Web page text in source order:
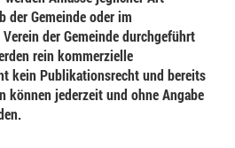
der Gemeinde oder im
der Gemeinde durchgeführt
rein kommerzielle
kein Publikationsrecht und bereits
können jederzeit und ohne Angabe